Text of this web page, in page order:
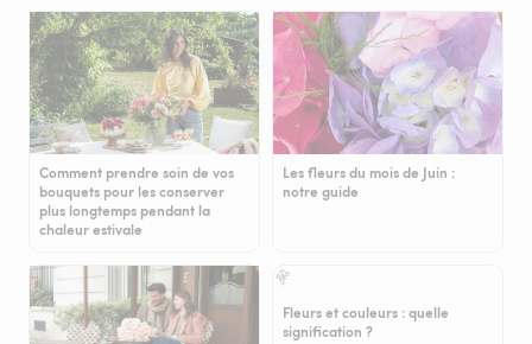
Comment prendre soin de vos
bouquets pour les conserver
plus longtemps pendant la
chaleur estivale
Les fleurs du mois de Juin :
notre guide
Fleurs et couleurs : quelle
signification ?